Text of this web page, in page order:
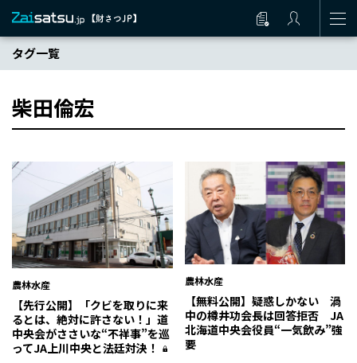
タグ一覧
柴田倫宏
農林水産
【先行公開】「クビを取りに来
るとは、絶対に許さない！」道
中央会がささいな“不祥事”を巡
ってJA上川中央と法廷対決！
農林水産
【無料公開】疑惑しかない 渦
中の樽井功会長は回答拒否 JA
北海道中央会役員“一気飲み”強
要